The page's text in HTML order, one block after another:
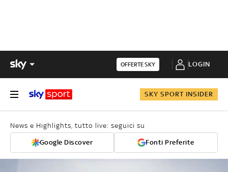
OFFERTE SKY LOGIN
SKY SPORT INSIDER
News e Highlights, tutto live: seguici su
Google Discover Fonti Preferite